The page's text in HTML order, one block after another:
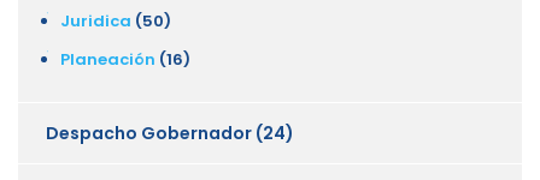
Juridica (50)
Planeación (16)
Despacho Gobernador (24)